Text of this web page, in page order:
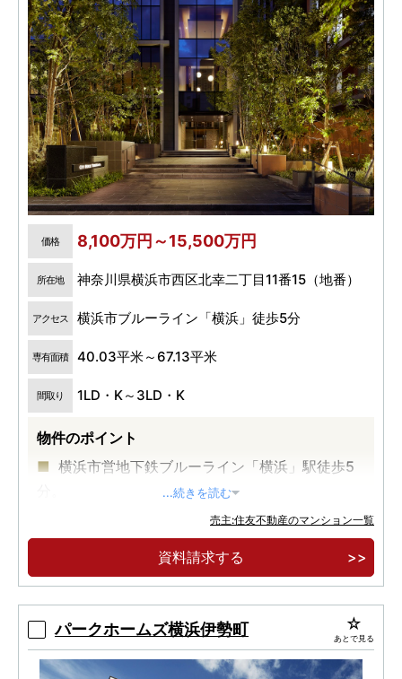
価格 8,100万円～15,500万円
所在地 神奈川県横浜市西区北幸二丁目11番15（地番）
アクセス 横浜市ブルーライン「横浜」徒歩5分
専有面積 40.03平米～67.13平米
間取り 1LD・K～3LD・K
物件のポイント
横浜市営地下鉄ブルーライン「横浜」駅徒歩5
【実物見学可能】2025年度グッドデザイン賞
受賞。全165邸の免震レジデンス。
...続きを読む
売主:住友不動産のマンション一覧
資料請求する
パークホームズ横浜伊勢町 あとで見る